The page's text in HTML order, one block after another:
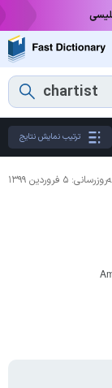
ترتیب نمایش نتایج
۵ فروردین ۱۳۹۹